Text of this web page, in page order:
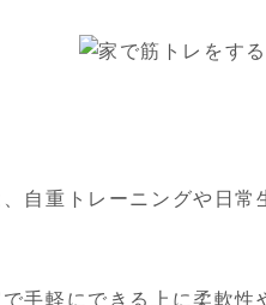
自重トレーニングや日
手軽にできる上に柔軟性